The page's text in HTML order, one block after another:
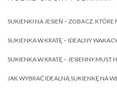
SUKIENKI NA JESIEŃ – ZOBACZ,
SUKIENKA W KRATĘ – IDEALNY
SUKIENKA W KRATĘ – JESIENNY MUST
JAK WYBRAĆ IDEALNĄ SUKIENKĘ NA